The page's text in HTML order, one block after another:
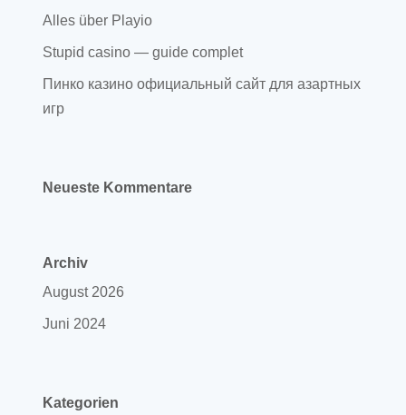
Alles über Playio
Stupid casino — guide complet
Пинко казино официальный сайт для азартных
игр
Neueste Kommentare
Archiv
August 2026
Juni 2024
Kategorien